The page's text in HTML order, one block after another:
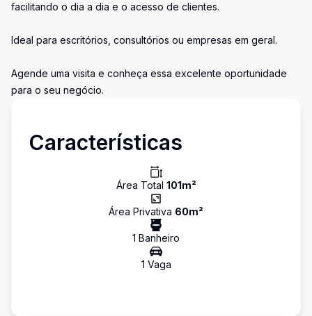
facilitando o dia a dia e o acesso de clientes.
Ideal para escritórios, consultórios ou empresas em geral.
Agende uma visita e conheça essa excelente oportunidade
para o seu negócio.
Características
Área Total 101m²
Área Privativa 60m²
1 Banheiro
1 Vaga